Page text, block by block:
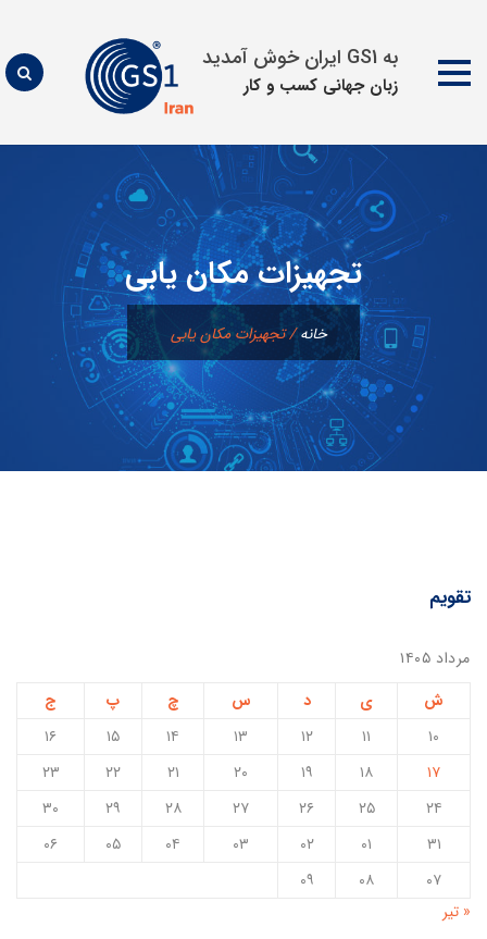
به GS1 ایران خوش آمدید
زبان جهانی كسب و كار
محتوا
تجهیزات مکان یابی
خانه/تجهیزات مکان یابی
تقویم
مرداد ۱۴۰۵
ش
ی د س چ پ
ج
۱۰
۱۱ ۱۲ ۱۳ ۱۴ ۱۵
۱۶
۱۷
۱۸ ۱۹ ۲۰ ۲۱ ۲۲
۲۳
۲۴
۲۵ ۲۶ ۲۷ ۲۸ ۲۹
۳۰
۳۱
۰۱ ۰۲ ۰۳ ۰۴ ۰۵
۰۶
۰۷
۰۸
۰۹
« تیر